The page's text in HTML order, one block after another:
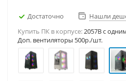
Достаточно
Нашли
Купить ПК в корпусе:2057B c
Доп. вентиляторы 500р./шт.